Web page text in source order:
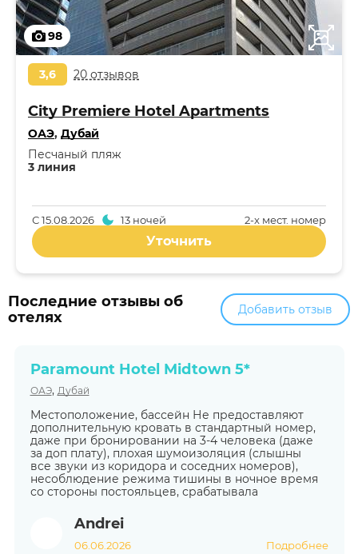
98
3,6 20 отзывов
City Premiere Hotel Apartments
ОАЭ, Дубай
3 линия
Песчаный пляж
2-x мест. номер
С15.08.2026 13 ночей
Уточнить
Последние отзывы об
отелях
Добавить отзыв
Paramount Hotel Midtown 5*
ОАЭ, Дубай
Местоположение, бассейн Не предоставляют
дополнительную кровать в стандартный номер,
даже при бронировании на 3-4 человека (даже
за доп плату), плохая шумоизоляция (слышны
все звуки из коридора и соседних номеров),
несоблюдение режима тишины в ночное время
со стороны постояльцев, срабатывала
Andrei
06.06.2026 Подробнее